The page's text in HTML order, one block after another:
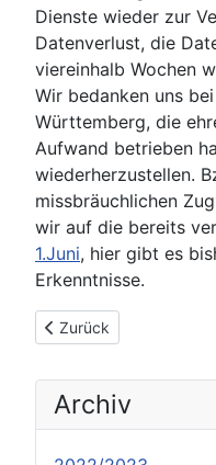
Archiv
Dienste wieder zur
Datenverlust, die
viereinhalb Wochen
Wir bedanken uns
Württemberg, die
Aufwand betrieben
wiederherzustellen.
missbräuchlichen
wir auf die bereits
1.Juni, hier gibt es
Erkenntnisse.
Vorheriger Beitrag:
Zurück